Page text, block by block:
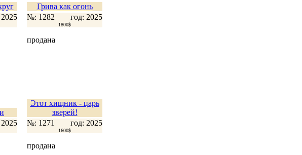
Грива как огонь
№: 1282
год: 2025
1800$
продана
Этот хищник - царь
зверей!
№: 1271
год: 2025
1600$
продана